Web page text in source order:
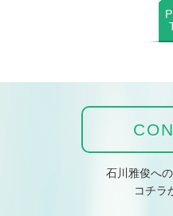
石川雅俊へ
コチラ